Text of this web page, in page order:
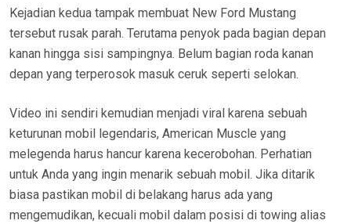
Kejadian kedua tampak membuat New Ford Mustang
tersebut rusak parah. Terutama penyok pada bagian depan
kanan hingga sisi sampingnya. Belum bagian roda kanan
depan yang terperosok masuk ceruk seperti selokan.
Video ini sendiri kemudian menjadi viral karena sebuah
keturunan mobil legendaris, American Muscle yang
melegenda harus hancur karena kecerobohan. Perhatian
untuk Anda yang ingin menarik sebuah mobil. Jika ditarik
biasa pastikan mobil di belakang harus ada yang
mengemudikan, kecuali mobil dalam posisi di towing alias